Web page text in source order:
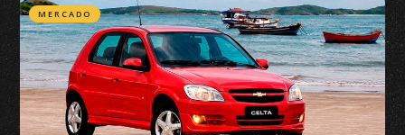
MERCADO